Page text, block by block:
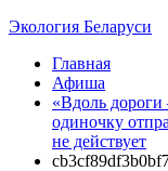
Экология Беларуси
Главная
Афиша
«Вдоль
одиночку
не действует